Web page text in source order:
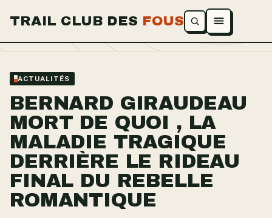
TRAIL CLUB DES FOUS Ouvrir le menu
ACTUALITÉS
BERNARD GIRAUDEAU
MORT DE QUOI , LA
MALADIE TRAGIQUE
DERRIÈRE LE RIDEAU
FINAL DU REBELLE
ROMANTIQUE